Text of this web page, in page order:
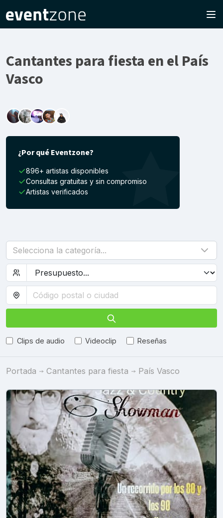
Cantantes para fiesta en el País
Vasco
¿Por qué Eventzone?
896+ artistas disponibles
Consultas gratuitas y sin compromiso
Artistas verificados
Selecciona la categoría...
Clips de audio Videoclip Reseñas
Portada Cantantes para fiesta País Vasco